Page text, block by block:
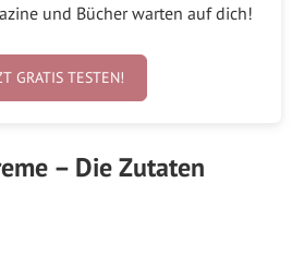
und Bücher warten auf dich!
GRATIS TESTEN!
– Die Zutaten